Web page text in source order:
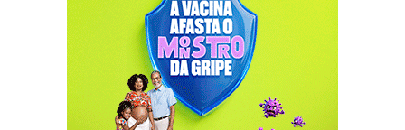
de movimentos culturais e admiradores da cultura afro-
A cerimônia contará com a participação da
ministra da Cultura, Margareth Menezes
debate sobre políticas públicas voltadas à valorização
das manifestações culturais tradicionais.